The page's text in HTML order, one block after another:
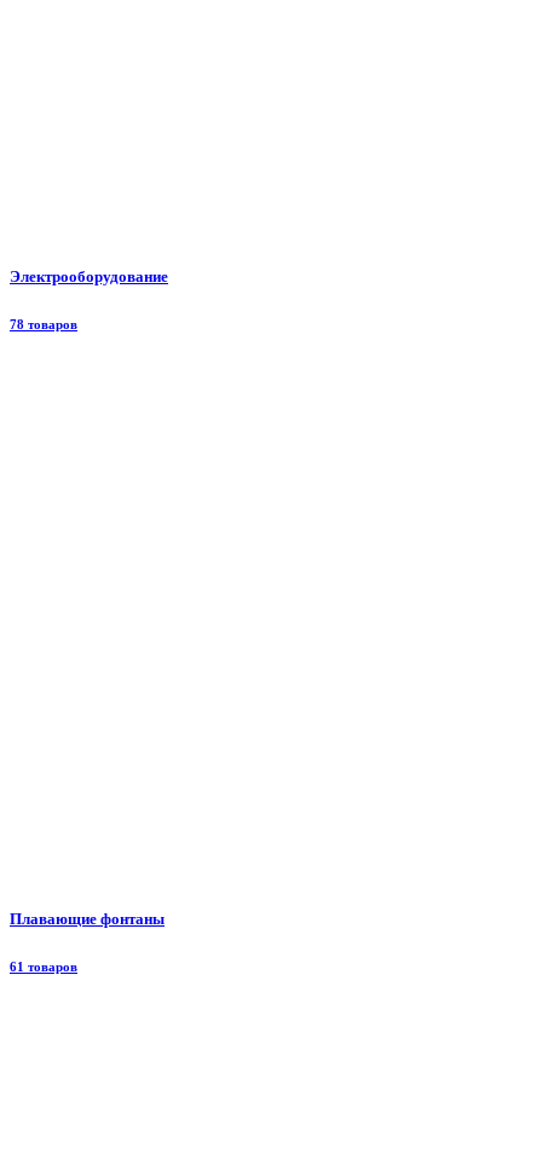
Электрооборудование
78 товаров
Плавающие фонтаны
61 товаров